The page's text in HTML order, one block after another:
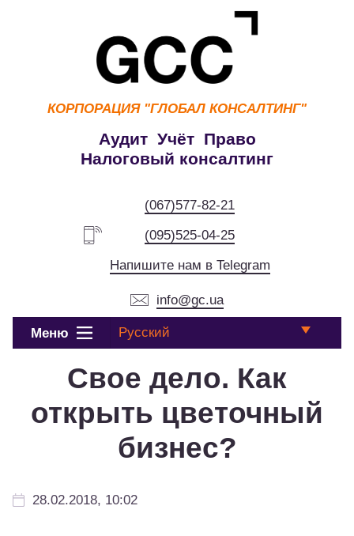
КОРПОРАЦИЯ "ГЛОБАЛ КОНСАЛТИНГ"
Аудит Учёт Право
Налоговый консалтинг
(067)577-82-21
(095)525-04-25
Напишите нам в Telegram
info@gc.ua
Меню Русский
Свое дело. Как
открыть цветочный
бизнес?
28.02.2018, 10:02